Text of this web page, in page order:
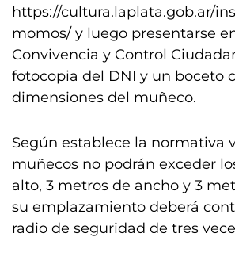
https://cultura.laplata.gob.ar/
momos/ y luego presentarse
Convivencia y Control
fotocopia del DNI y un boceto
dimensiones del muñeco.
Según establece la normativa
muñecos no podrán exceder
alto, 3 metros de ancho y 3
su emplazamiento deberá
radio de seguridad de tres